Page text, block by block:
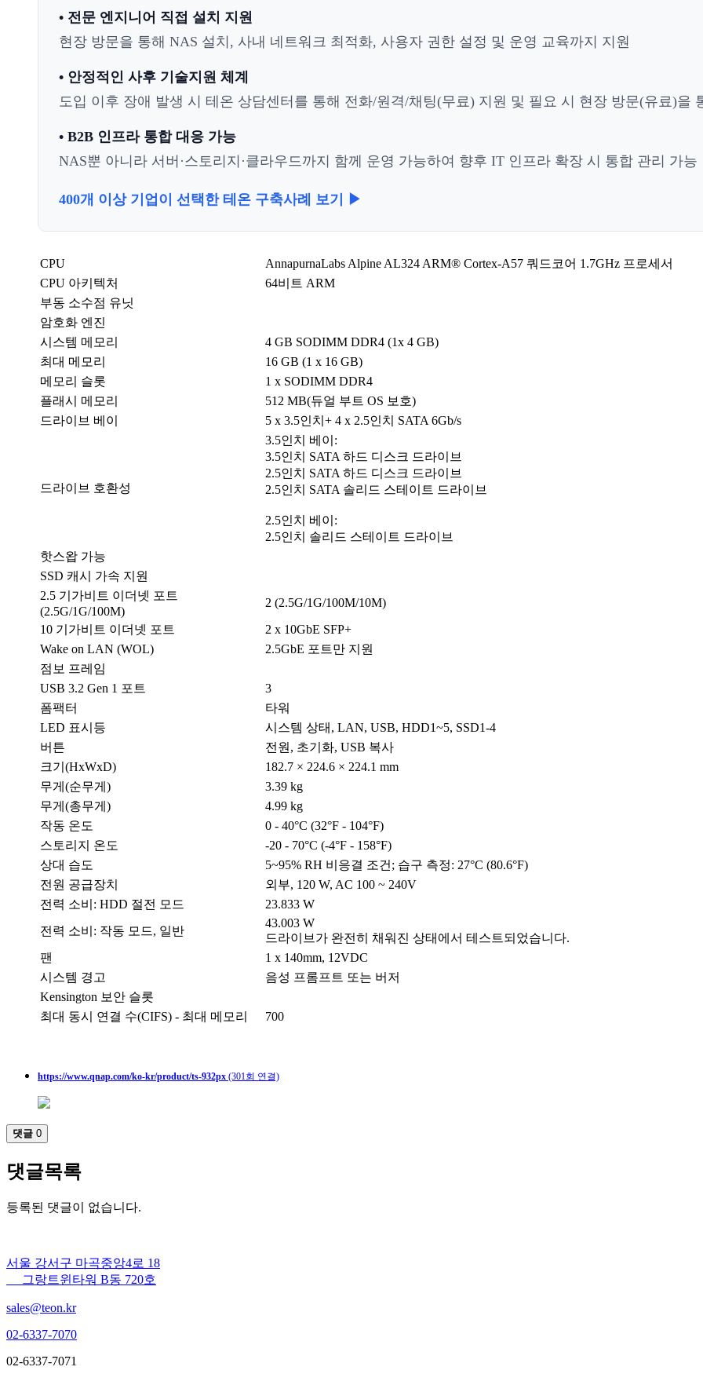
• 전문 엔지니어 직접 설치 지원
현장 방문을 통해 NAS 설치, 사내 네트워크 최적화, 사용자 권한 설정 및 운영 교육까지 지원
• 안정적인 사후 기술지원 체계
도입 이후 장애 발생 시 테온 상담센터를 통해 전화/원격/채팅(무료) 지원 및 필요 시 현장 방문(유료)을
• B2B 인프라 통합 대응 가능
NAS뿐 아니라 서버·스토리지·클라우드까지 함께 운영 가능하여 향후 IT 인프라 확장 시 통합 관리 가능
400개 이상 기업이 선택한 테온 구축사례 보기 ▶
CPU
AnnapurnaLabs Alpine AL324 ARM® Cortex-A57 쿼드코어 1.7GHz 프로세서
CPU 아키텍처
64비트 ARM
부동 소수점 유닛
암호화 엔진
시스템 메모리
4 GB SODIMM DDR4 (1x 4 GB)
최대 메모리
16 GB (1 x 16 GB)
메모리 슬롯
1 x SODIMM DDR4
플래시 메모리
512 MB(듀얼 부트 OS 보호)
드라이브 베이
5 x 3.5인치+ 4 x 2.5인치 SATA 6Gb/s
드라이브 호환성
3.5인치 베이:
3.5인치 SATA 하드 디스크 드라이브
2.5인치 SATA 하드 디스크 드라이브
2.5인치 SATA 솔리드 스테이트 드라이브
2.5인치 베이:
2.5인치 솔리드 스테이트 드라이브
핫스왑 가능
SSD 캐시 가속 지원
2.5 기가비트 이더넷 포트
(2.5G/1G/100M)
2 (2.5G/1G/100M/10M)
10 기가비트 이더넷 포트
2 x 10GbE SFP+
Wake on LAN (WOL)
2.5GbE 포트만 지원
점보 프레임
USB 3.2 Gen 1 포트
3
폼팩터
타워
LED 표시등
시스템 상태, LAN, USB, HDD1~5, SSD1-4
버튼
전원, 초기화, USB 복사
크기(HxWxD)
182.7 × 224.6 × 224.1 mm
무게(순무게)
3.39 kg
무게(총무게)
4.99 kg
작동 온도
0 - 40°C (32°F - 104°F)
스토리지 온도
-20 - 70°C (-4°F - 158°F)
상대 습도
5~95% RH 비응결 조건; 습구 측정: 27°C (80.6°F)
전원 공급장치
외부, 120 W, AC 100 ~ 240V
전력 소비: HDD 절전 모드
23.833 W
전력 소비: 작동 모드, 일반
43.003 W
드라이브가 완전히 채워진 상태에서 테스트되었습니다.
팬
1 x 140mm, 12VDC
시스템 경고
음성 프롬프트 또는 버저
Kensington 보안 슬롯
최대 동시 연결 수(CIFS) - 최대 메모리
700
https://www.qnap.com/ko-kr/product/ts-932px (301회 연결)
댓글 0
댓글목록
등록된 댓글이 없습니다.
서울 강서구 마곡중앙4로 18
그랑트윈타워 B동 720호
sales@teon.kr
02-6337-7070
02-6337-7071